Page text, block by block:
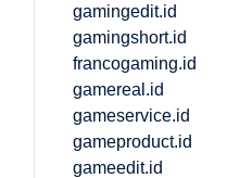
gamingedit.id
gamingshort.id
francogaming.id
gamereal.id
gameservice.id
gameproduct.id
gameedit.id